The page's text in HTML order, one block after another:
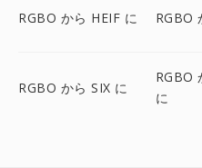
RGBO から HEIF に RGBO
RGBO から SIX に
RGBO
に